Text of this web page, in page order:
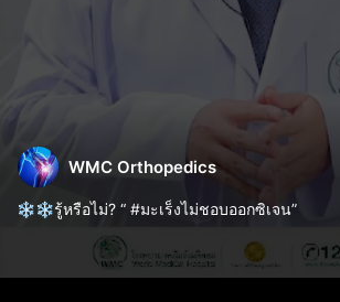
WMC Orthopedics
❄️❄️รู้หรือไม่? “ #มะเร็งไม่ชอบออกซิเจน”
ติดต่อสอบถามเพิ่มเติม/นัดหมาย
ศูนย์ WMC NEW Frontier Cancer Center ชั้น 8